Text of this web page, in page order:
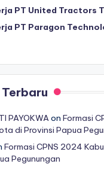
PT United Tractors
PT Paragon
PAYOKWAon Formasi
di Provinsi Papua
Formasi CPNS 2024
Pegunungan